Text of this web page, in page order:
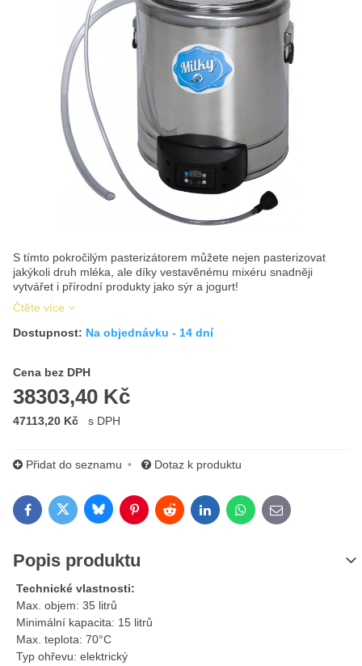
S tímto pokročilým pasterizátorem můžete nejen pasterizovat
jakýkoli druh mléka, ale díky vestavěnému mixéru snadněji
vytvářet i přírodní produkty jako sýr a jogurt!
Čtěte více
Dostupnost: Na objednávku - 14 dní
Cena bez DPH
38303,40 Kč
Cena s DPH
47113,20 Kč s DPH
Přidat do seznamu Dotaz k produktu
FacebookTwitterBlueskyPinterestRedditLinkedInWhatsApp
E-mail
Popis produktu
Technické vlastnosti:
Max. objem: 35 litrů
Minimální kapacita: 15 litrů
Max. teplota: 70°C
Typ ohřevu: elektrický